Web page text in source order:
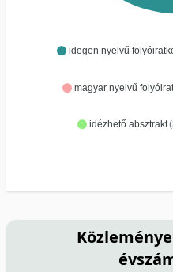
idegen nyelvű
magyar nyelvű
idézhető absztrakt